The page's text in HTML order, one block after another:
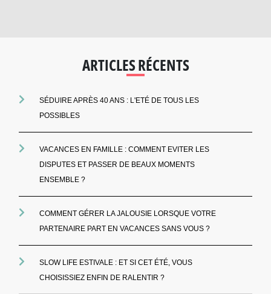
ARTICLES RÉCENTS
SÉDUIRE APRÈS 40 ANS : L'ETÉ DE TOUS LES
POSSIBLES
VACANCES EN FAMILLE : COMMENT EVITER LES
DISPUTES ET PASSER DE BEAUX MOMENTS
ENSEMBLE ?
COMMENT GÉRER LA JALOUSIE LORSQUE VOTRE
PARTENAIRE PART EN VACANCES SANS VOUS ?
SLOW LIFE ESTIVALE : ET SI CET ÉTÉ, VOUS
CHOISISSIEZ ENFIN DE RALENTIR ?